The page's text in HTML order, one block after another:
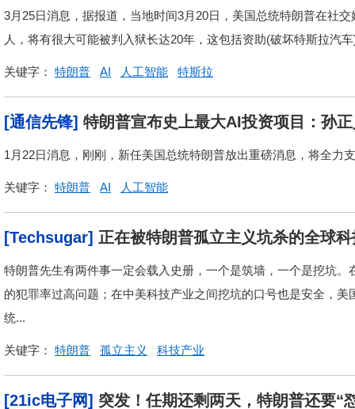
3月25日消息，据报道，当地时间3月20日，美国总统特朗普在社
人，将有很大可能被判入狱长达20年，这包括资助(破坏特斯拉汽
关键字： 特朗普 AI 人工智能 特斯拉
[通信先锋] 特朗普宣布史上最大AI投资项目：孙
1月22日消息，刚刚，新任美国总统特朗普放出重磅消息，将全力
关键字： 特朗普 AI 人工智能
[Techsugar] 正在被特朗普孤立主义坑杀的全球
特朗普先生有两件事一定会载入史册，一个是筑墙，一个是挖坑
的犯罪率过高问题；在中美科技产业之间挖坑的口号也是安全，
统...
关键字： 特朗普 孤立主义 科技产业
[21ic电子网] 突发！任期还剩两天，特朗普还要“